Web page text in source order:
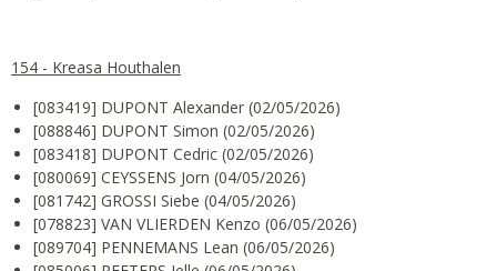
154 - Kreasa Houthalen
[083419] DUPONT Alexander (02/05/2026)
[088846] DUPONT Simon (02/05/2026)
[083418] DUPONT Cedric (02/05/2026)
[080069] CEYSSENS Jorn (04/05/2026)
[081742] GROSSI Siebe (04/05/2026)
[078823] VAN VLIERDEN Kenzo (06/05/2026)
[089704] PENNEMANS Lean (06/05/2026)